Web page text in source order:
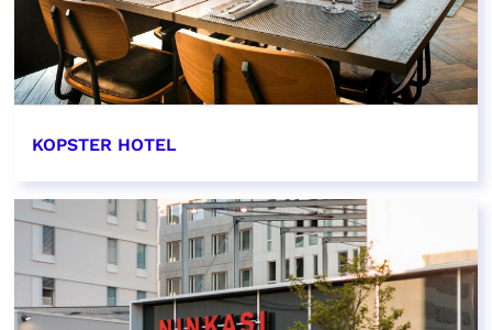
KOPSTER HOTEL
EN SAVOIR PLUS